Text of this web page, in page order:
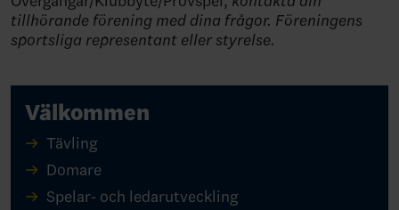
tillhörande förening med dina frågor. Föreningens
sportsliga representant eller styrelse.
Välkommen
Tävling
Domare
Spelar- och ledarutveckling